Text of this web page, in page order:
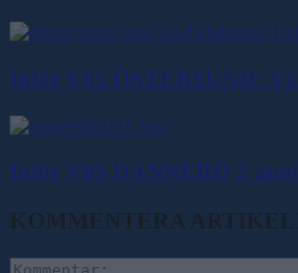
Inför V85 ÖSTERSUND:
Inför V85 DANNERO 2
KOMMENTERA